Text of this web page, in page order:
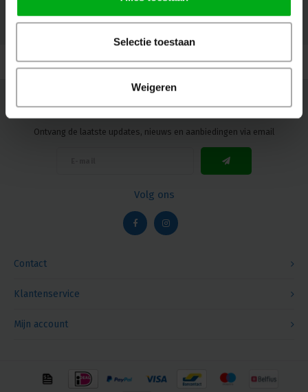
Selectie toestaan
Weigeren
Contact
Nieuwsbrief
Ontvang de laatste updates, nieuws en aanbiedingen via email
Volg ons
Klantenservice
Mijn account